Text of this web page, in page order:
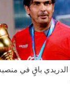
باقٍ في